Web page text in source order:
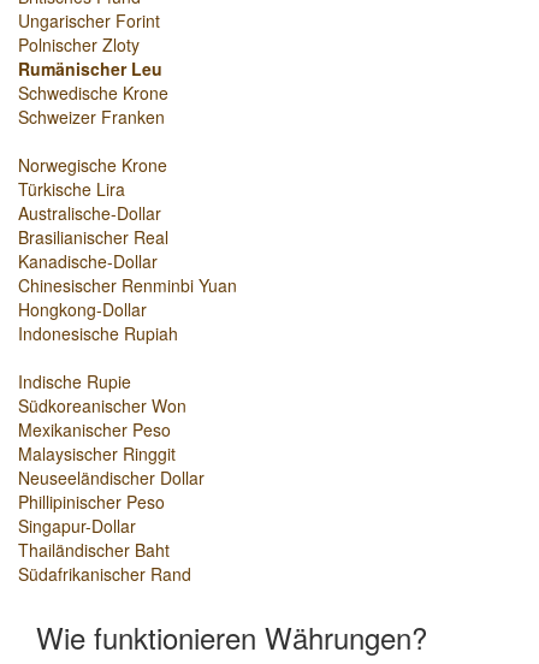
Ungarischer Forint
Polnischer Zloty
Rumänischer Leu
Schwedische Krone
Schweizer Franken
Norwegische Krone
Türkische Lira
Australische-Dollar
Brasilianischer Real
Kanadische-Dollar
Chinesischer Renminbi Yuan
Hongkong-Dollar
Indonesische Rupiah
Indische Rupie
Südkoreanischer Won
Mexikanischer Peso
Malaysischer Ringgit
Neuseeländischer Dollar
Phillipinischer Peso
Singapur-Dollar
Thailändischer Baht
Südafrikanischer Rand
Wie funktionieren Währungen?